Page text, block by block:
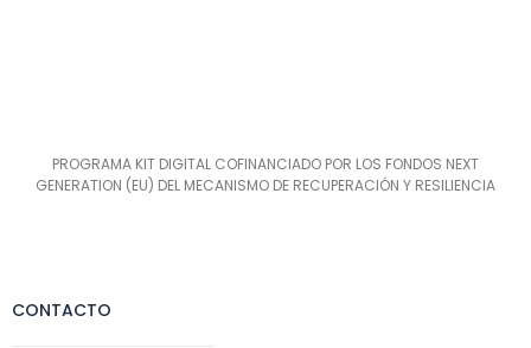
PROGRAMA KIT DIGITAL COFINANCIADO POR LOS FONDOS NEXT
GENERATION (EU) DEL MECANISMO DE RECUPERACIÓN Y RESILIENCIA
CONTACTO